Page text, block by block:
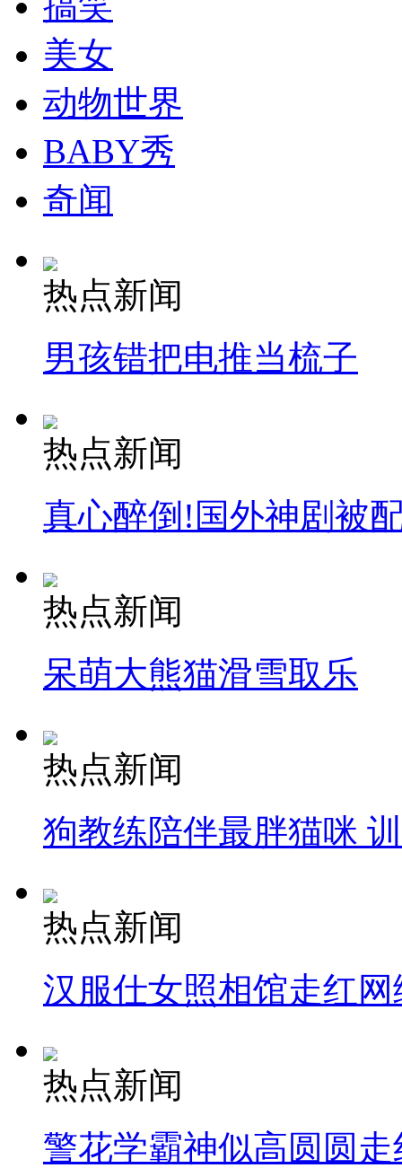
美女
动物世界
BABY秀
奇闻
热点新闻
男孩错把电推当梳子
热点新闻
真心醉倒!国外神剧被
热点新闻
呆萌大熊猫滑雪取乐
热点新闻
狗教练陪伴最胖猫咪
热点新闻
汉服仕女照相馆走红网
热点新闻
警花学霸神似高圆圆走